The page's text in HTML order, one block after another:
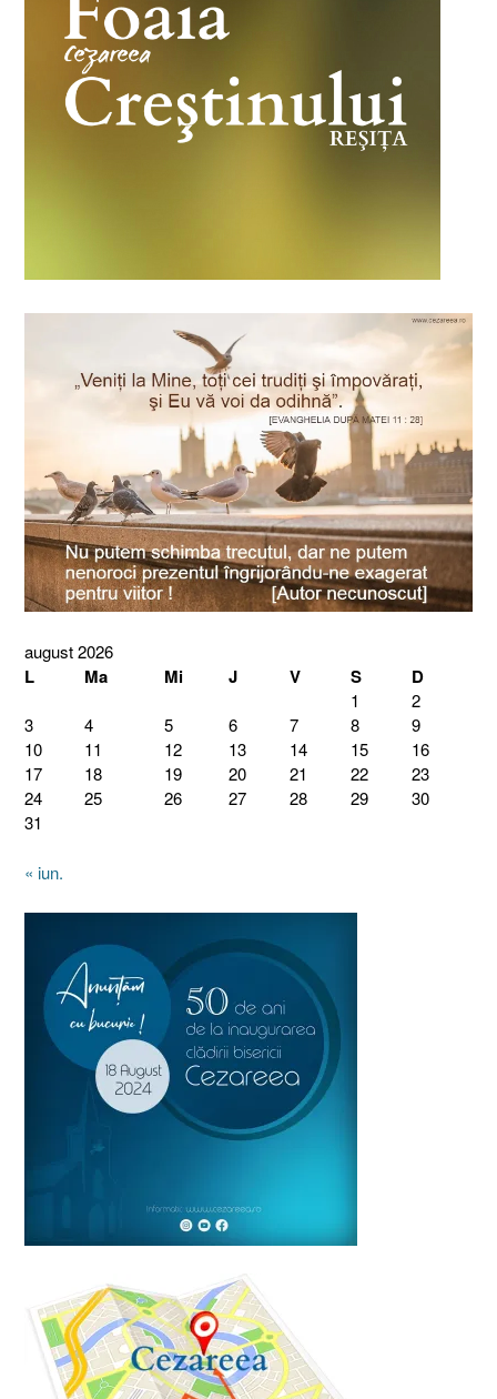
august 2026
L Ma Mi J V S D
1
2
3
4 5 6 7 8
9
10
11 12 13 14 15
16
17
18 19 20 21 22
23
24
25 26 27 28 29
30
31
« iun.